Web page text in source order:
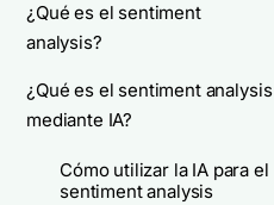
¿Qué es el sentiment
analysis?
¿Qué es el sentiment analysis
mediante IA?
Cómo utilizar la IA para el
sentiment analysis